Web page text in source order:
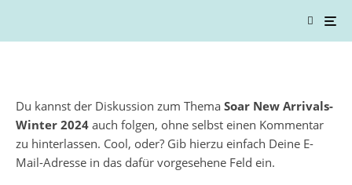
Du kannst der Diskussion zum Thema Soar New Arrivals-
Winter 2024 auch folgen, ohne selbst einen Kommentar
zu hinterlassen. Cool, oder? Gib hierzu einfach Deine E-
Mail-Adresse in das dafür vorgesehene Feld ein.